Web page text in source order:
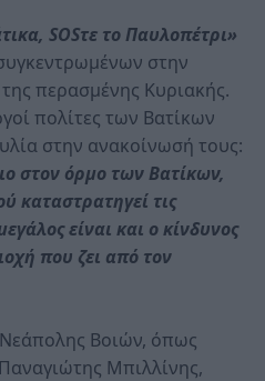
SOSτε το Παυλοπέτρι»
στην
περασμένης Κυριακής.
πολίτες των Βατίκων
στην ανακοίνωσή τους:
στον όρμο των Βατίκων,
καταστρατηγεί τις
είναι και ο κίνδυνος
που ζει από τον
Βοιών, όπως
Μπιλλίνης,